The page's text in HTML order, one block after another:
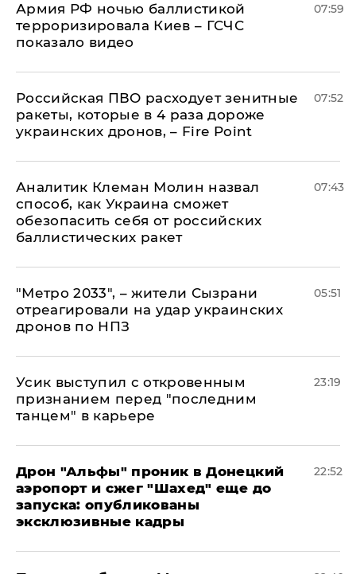
Армия РФ ночью баллистикой
терроризировала Киев – ГСЧС
показало видео
07:59
Российская ПВО расходует зенитные
ракеты, которые в 4 раза дороже
украинских дронов, – Fire Point
07:52
Аналитик Клеман Молин назвал
способ, как Украина сможет
обезопасить себя от российских
баллистических ракет
07:43
"Метро 2033", – жители Сызрани
отреагировали на удар украинских
дронов по НПЗ
05:51
Усик выступил с откровенным
признанием перед "последним
танцем" в карьере
23:19
Дрон "Альфы" проник в Донецкий
аэропорт и сжег "Шахед" еще до
запуска: опубликованы
эксклюзивные кадры
22:52